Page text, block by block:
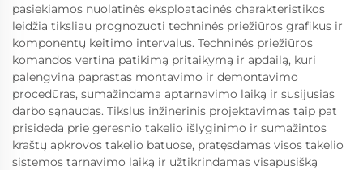
pasiekiamos nuolatinės eksploatacinės charakteristikos
leidžia tiksliau prognozuoti techninės priežiūros grafikus ir
komponentų keitimo intervalus. Techninės priežiūros
komandos vertina patikimą pritaikymą ir apdailą, kuri
palengvina paprastas montavimo ir demontavimo
procedūras, sumažindama aptarnavimo laiką ir susijusias
darbo sąnaudas. Tikslus inžinerinis projektavimas taip pat
prisideda prie geresnio takelio išlyginimo ir sumažintos
kraštų apkrovos takelio batuose, pratęsdamas visos takelio
sistemos tarnavimo laiką ir užtikrindamas visapusišką